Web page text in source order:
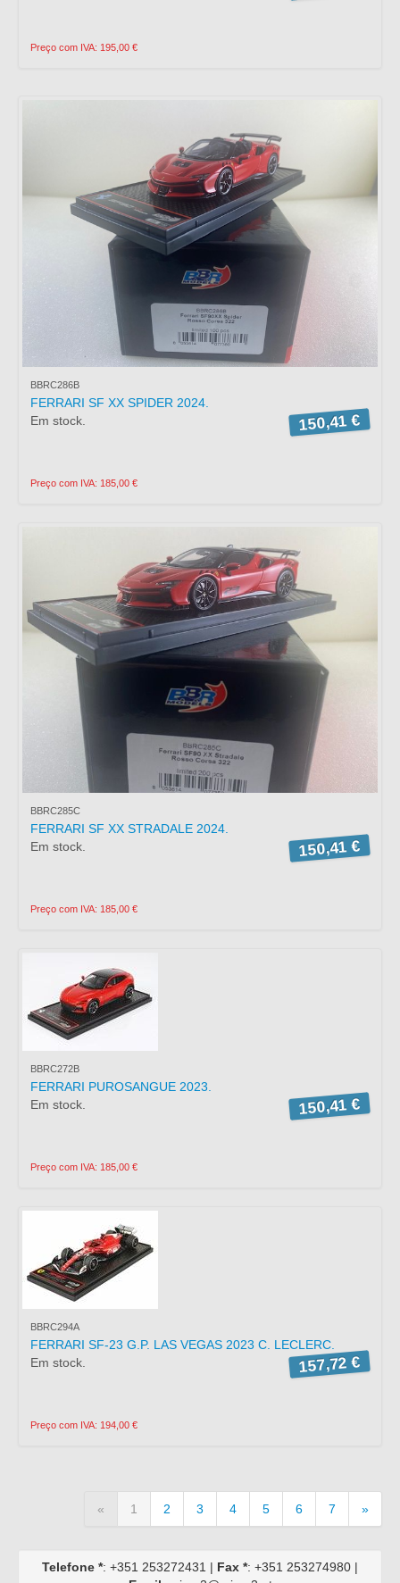
Preço com IVA: 195,00 €
BBRC286B
FERRARI SF XX SPIDER 2024.
Em stock.
150,41 €
Preço com IVA: 185,00 €
BBRC285C
FERRARI SF XX STRADALE 2024.
Em stock.
150,41 €
Preço com IVA: 185,00 €
BBRC272B
FERRARI PUROSANGUE 2023.
Em stock.
150,41 €
Preço com IVA: 185,00 €
BBRC294A
FERRARI SF-23 G.P. LAS VEGAS 2023 C. LECLERC.
Em stock.
157,72 €
Preço com IVA: 194,00 €
« 1 2 3 4 5 6 7 »
Telefone *: +351 253272431 | Fax *: +351 253274980 |